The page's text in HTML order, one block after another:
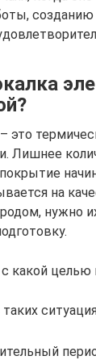
Лишнее
на
нужно
какой целью